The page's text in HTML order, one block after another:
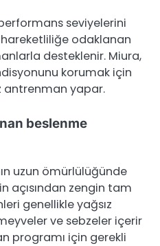
seviyelerini
odaklanan
desteklenir. Miura,
korumak için
antrenman yapar.
beslenme
uzun ömürlülüğünde
açısından zengin tam
genellikle yağsız
ve sebzeler içerir
programı için gerekli